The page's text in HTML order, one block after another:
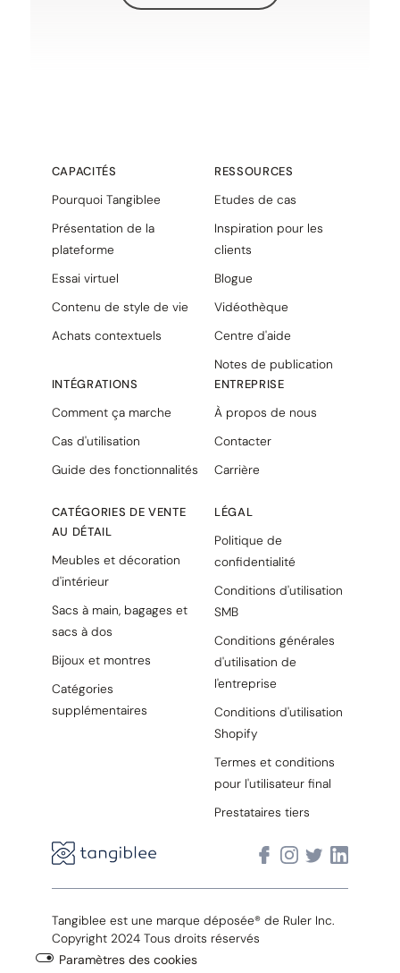
CAPACITÉS
Pourquoi Tangiblee
Présentation de la
plateforme
Essai virtuel
Contenu de style de vie
Achats contextuels
INTÉGRATIONS
Comment ça marche
Cas d'utilisation
Guide des fonctionnalités
CATÉGORIES DE VENTE
AU DÉTAIL
Meubles et décoration
d'intérieur
Sacs à main, bagages et
sacs à dos
Bijoux et montres
Catégories
supplémentaires
RESSOURCES
Etudes de cas
Inspiration pour les
clients
Blogue
Vidéothèque
Centre d'aide
Notes de publication
ENTREPRISE
À propos de nous
Contacter
Carrière
LÉGAL
Politique de
confidentialité
Conditions d'utilisation
SMB
Conditions générales
d'utilisation de
l'entreprise
Conditions d'utilisation
Shopify
Termes et conditions
pour l'utilisateur final
Prestataires tiers
Tangiblee est une marque déposée® de Ruler Inc.
Copyright 2024 Tous droits réservés
Paramètres des cookies